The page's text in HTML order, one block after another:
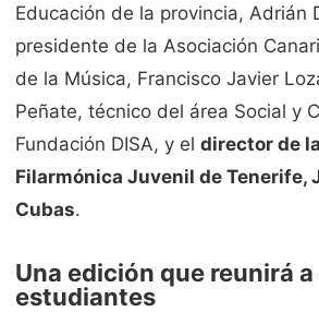
Educación de la provincia, Adrián
presidente de la Asociación
de la Música, Francisco Javier
Peñate, técnico del área Social y
Fundación DISA, y el director de
Filarmónica Juvenil de Tenerife,
Cubas.
Una edición que reunirá
estudiantes